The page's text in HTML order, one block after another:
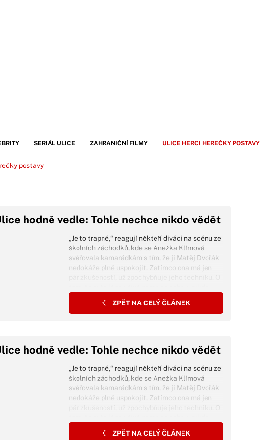
SERIÁL ULICE ZAHRANIČNÍ FILMY ULICE HERCI HEREČKY POSTAVY
postavy
hodně vedle: Tohle nechce nikdo vědět
„Je to trapné,“ reagují někteří diváci na scénu ze
školních záchodků, kde se Anežka Klímová
svěřovala kamarádkám s tím, že ji Matěj Dvořák
nedokáže plně uspokojit. Zatímco ona má jen